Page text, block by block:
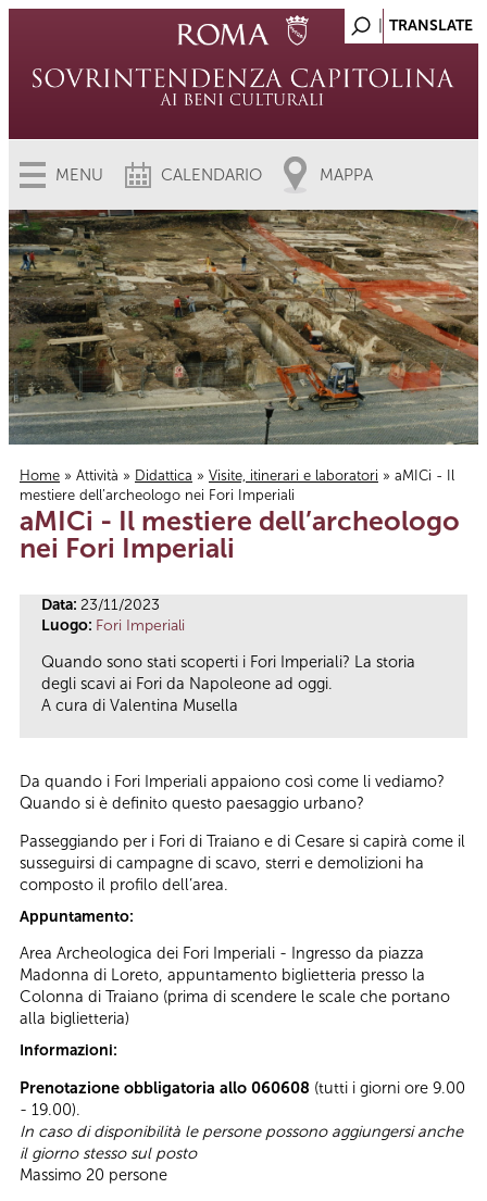
MENU CALENDARIO MAPPA
Tu sei qui
Home » Attività » Didattica » Visite, itinerari e laboratori » aMICi - Il
mestiere dell’archeologo nei Fori Imperiali
aMICi - Il mestiere dell’archeologo
nei Fori Imperiali
Data: 23/11/2023
Luogo: Fori Imperiali
Quando sono stati scoperti i Fori Imperiali? La storia
degli scavi ai Fori da Napoleone ad oggi.
A cura di Valentina Musella
Da quando i Fori Imperiali appaiono così come li vediamo?
Quando si è definito questo paesaggio urbano?
Passeggiando per i Fori di Traiano e di Cesare si capirà come il
susseguirsi di campagne di scavo, sterri e demolizioni ha
composto il profilo dell’area.
Appuntamento:
Area Archeologica dei Fori Imperiali - Ingresso da piazza
Madonna di Loreto, appuntamento biglietteria presso la
Colonna di Traiano (prima di scendere le scale che portano
alla biglietteria)
Informazioni:
Prenotazione obbligatoria allo 060608 (tutti i giorni ore 9.00
- 19.00).
In caso di disponibilità le persone possono aggiungersi anche
il giorno stesso sul posto
Massimo 20 persone